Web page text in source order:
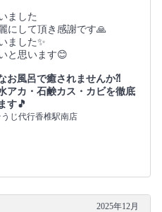
ました
にして頂き感謝です🙏
ました✨
と思います😊
お風呂で癒されませんか⁈
カ・石鹸カス・カビを徹底
す🎵
うじ代行香椎駅南店
2025年12月